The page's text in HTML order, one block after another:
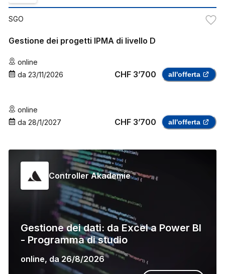
SGO
Gestione dei progetti IPMA di livello D
online
da 23/11/2026 CHF 3’700 all'offerta
online
da 28/1/2027 CHF 3’700 all'offerta
Controller Akademie
Gestione dei dati: da Excel a Power BI
- Programma di studio
online, da 26/8/2026